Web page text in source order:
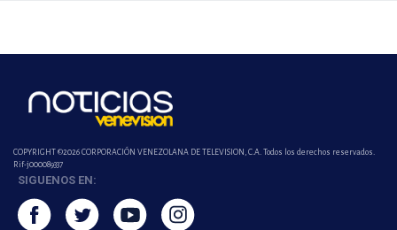
COPYRIGHT ©2026 CORPORACIÓN VENEZOLANA DE TELEVISION, C.A. Todos los derechos reservados.
Rif-j000089337
SIGUENOS EN: